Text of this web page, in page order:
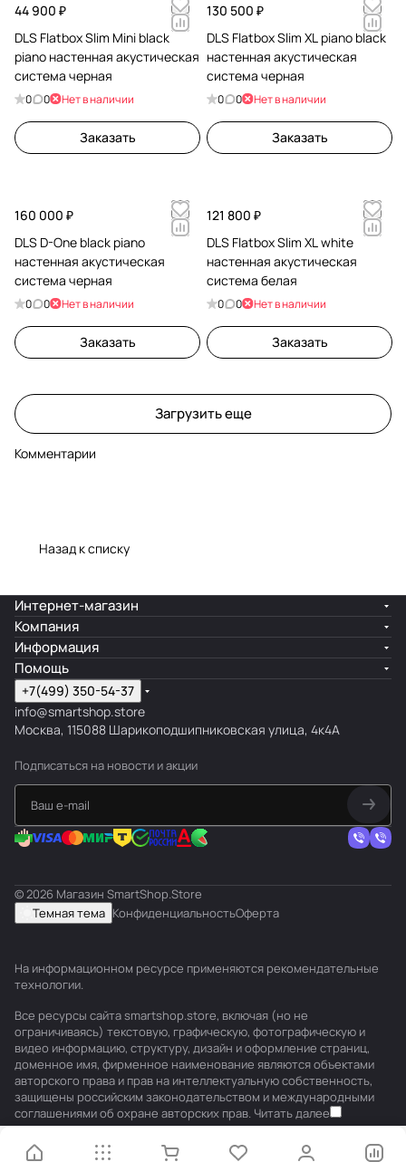
44 900 ₽
DLS Flatbox Slim Mini black
piano настенная акустическая
система черная
0 0 Нет в наличии
Заказать
130 500 ₽
DLS Flatbox Slim XL piano black
настенная акустическая
система черная
0 0 Нет в наличии
Заказать
160 000 ₽
DLS D-One black piano
настенная акустическая
система черная
0 0 Нет в наличии
Заказать
121 800 ₽
DLS Flatbox Slim XL white
настенная акустическая
система белая
0 0 Нет в наличии
Заказать
Загрузить еще
Комментарии
Назад к списку
Интернет-магазин
Компания
Информация
Помощь
+7(499) 350-54-37
info@smartshop.store
Москва, 115088 Шарикоподшипниковская улица, 4к4А
Подписаться на новости и акции
© 2026 Магазин SmartShop.Store
Темная тема КонфиденциальностьОферта
На информационном ресурсе применяются рекомендательные
технологии.
Все ресурсы сайта smartshop.store, включая (но не
ограничиваясь) текстовую, графическую, фотографическую и
видео информацию, структуру, дизайн и оформление страниц,
доменное имя, фирменное наименование являются объектами
авторского права и прав на интеллектуальную собственность,
защищены российским законодательством и международными
соглашениями об охране авторских прав. Читать далее